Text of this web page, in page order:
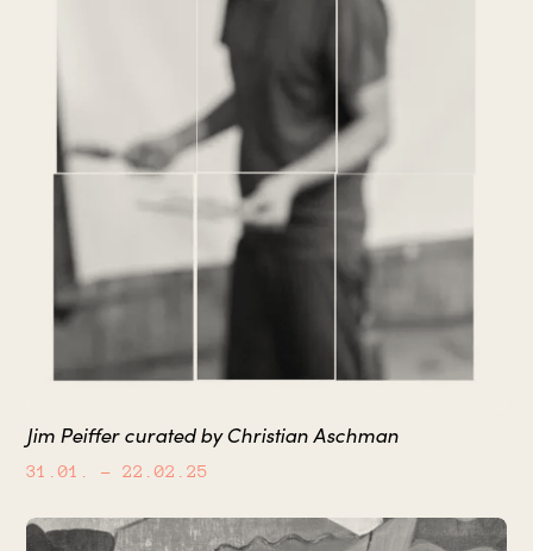
Jim Peiffer curated by Christian Aschman
31.01. – 22.02.25